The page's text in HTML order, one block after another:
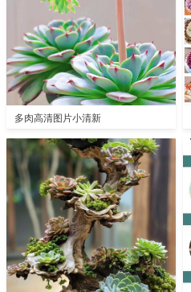
多肉高清图片小清新